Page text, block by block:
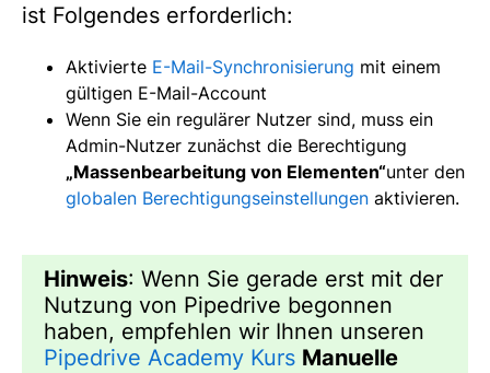
ist Folgendes erforderlich:
Aktivierte E-Mail-Synchronisierung mit einem
gültigen E-Mail-Account
Wenn Sie ein regulärer Nutzer sind, muss ein
Admin-Nutzer zunächst die Berechtigung
„Massenbearbeitung von Elementen“unter den
globalen Berechtigungseinstellungen aktivieren.
Hinweis: Wenn Sie gerade erst mit der
Nutzung von Pipedrive begonnen
haben, empfehlen wir Ihnen unseren
Pipedrive Academy Kurs Manuelle